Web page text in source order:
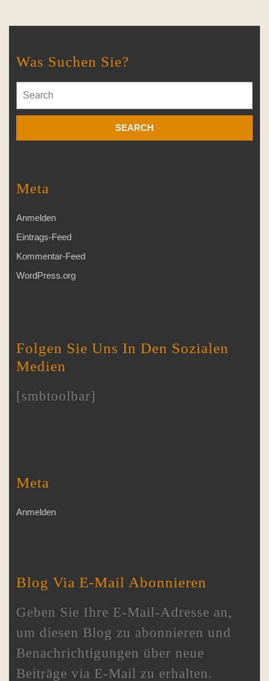
Was Suchen Sie?
for:
Meta
Anmelden
Eintrags-Feed
Kommentar-Feed
WordPress.org
Folgen Sie Uns In Den Sozialen
Medien
[smbtoolbar]
Meta
Anmelden
Blog Via E-Mail Abonnieren
Geben Sie Ihre E-Mail-Adresse an,
um diesen Blog zu abonnieren und
Benachrichtigungen über neue
Beiträge via E-Mail zu erhalten.